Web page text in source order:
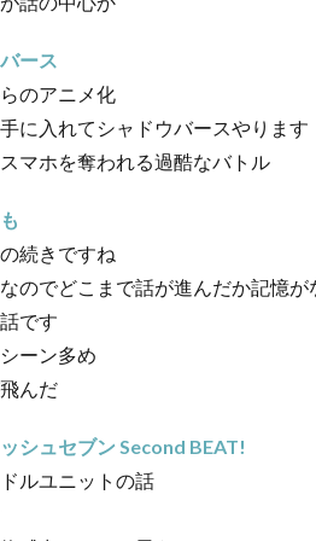
ース
のアニメ化
に入れてシャドウバースやります
マホを奪われる過酷なバトル
続きですね
のでどこまで話が進んだか記憶が
です
ーン多め
んだ
シュセブン Second BEAT!
ルユニットの話